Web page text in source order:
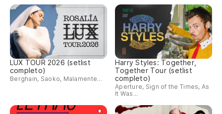
LUX TOUR 2026 (setlist
completo)
Berghain, Saoko, Malamente...
Harry Styles: Together,
Together Tour (setlist
completo)
Aperture, Sign of the Times, As
It Was...